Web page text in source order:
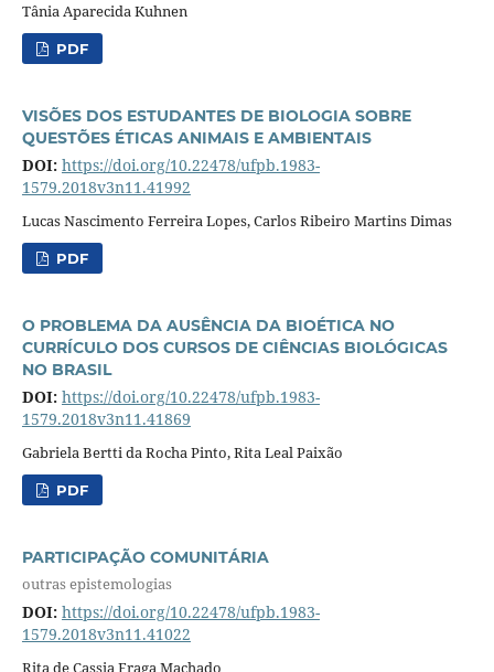
Tânia Aparecida Kuhnen
PDF
VISÕES DOS ESTUDANTES DE BIOLOGIA SOBRE
QUESTÕES ÉTICAS ANIMAIS E AMBIENTAIS
DOI: https://doi.org/10.22478/ufpb.1983-
1579.2018v3n11.41992
Lucas Nascimento Ferreira Lopes, Carlos Ribeiro Martins Dimas
PDF
O PROBLEMA DA AUSÊNCIA DA BIOÉTICA NO
CURRÍCULO DOS CURSOS DE CIÊNCIAS BIOLÓGICAS
NO BRASIL
DOI: https://doi.org/10.22478/ufpb.1983-
1579.2018v3n11.41869
Gabriela Bertti da Rocha Pinto, Rita Leal Paixão
PDF
PARTICIPAÇÃO COMUNITÁRIA
outras epistemologias
DOI: https://doi.org/10.22478/ufpb.1983-
1579.2018v3n11.41022
Rita de Cassia Fraga Machado